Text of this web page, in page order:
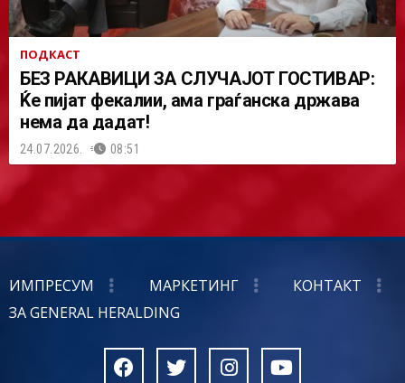
ПОДКАСТ
БЕЗ РАКАВИЦИ ЗА СЛУЧАЈОТ ГОСТИВАР:
Ќе пијат фекалии, ама граѓанска држава
нема да дадат!
24.07.2026. 08:51
ИМПРЕСУМ МАРКЕТИНГ
КОНТАКТ
ЗА GENERAL HERALDING